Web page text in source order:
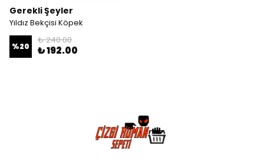
Gerekli Şeyler
Yıldız Bekçisi Köpek
%20
₺ 240.00
₺ 192.00